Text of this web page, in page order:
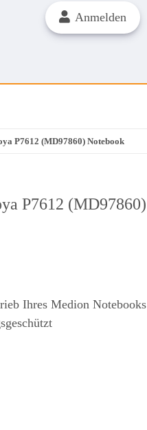
Anmelden
P7612 (MD97860) Notebook
P7612 (MD97860)
Ihres Medion Notebooks